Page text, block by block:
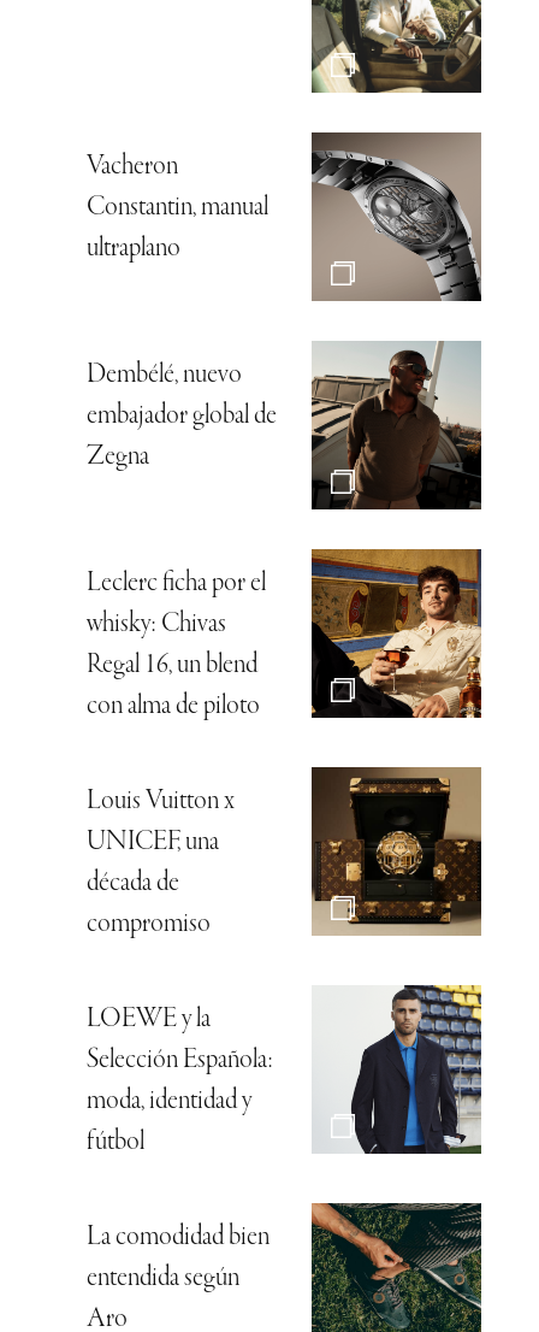
Vacheron
Constantin, manual
ultraplano
Dembélé, nuevo
embajador global de
Zegna
Leclerc ficha por el
whisky: Chivas
Regal 16, un blend
con alma de piloto
Louis Vuitton x
UNICEF, una
década de
compromiso
LOEWE y la
Selección Española:
moda, identidad y
fútbol
La comodidad bien
entendida según
Aro